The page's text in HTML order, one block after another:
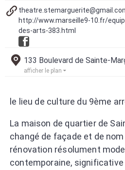
http://www.marseille9-10.fr/
des-arts-383.html
133 Boulevard de Sainte-
afficher le plan
le lieu de culture du 9ème
La maison de quartier de
changé de façade et de nom
rénovation résolument
contemporaine,